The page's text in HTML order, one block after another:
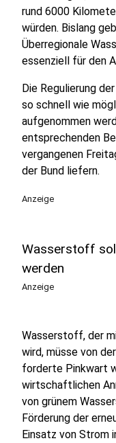
rund 6000
würden. Bislang
Überregionale
essenziell für den
Die Regulierung
so schnell wie
aufgenommen
entsprechenden
vergangenen
der Bund liefern.
Anzeige
Wasserstoff
werden
Anzeige
Wasserstoff, der
wird, müsse von
forderte Pinkwart
wirtschaftlichen
von grünem
Förderung der
Einsatz von Strom